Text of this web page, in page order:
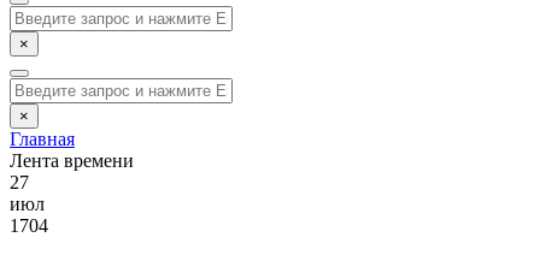
×
×
Главная
Лента времени
27
июл
1704